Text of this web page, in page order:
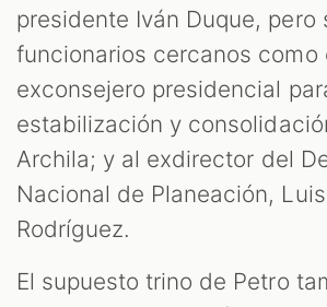
presidente Iván Duque, pero
funcionarios cercanos como
exconsejero presidencial
estabilización y
Archila; y al exdirector del
Nacional de Planeación,
Rodríguez.
El supuesto trino de Petro